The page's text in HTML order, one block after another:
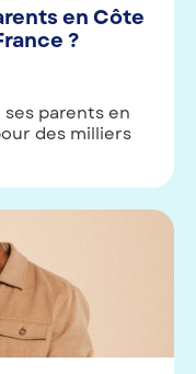
en Côte
?
parents en
des milliers